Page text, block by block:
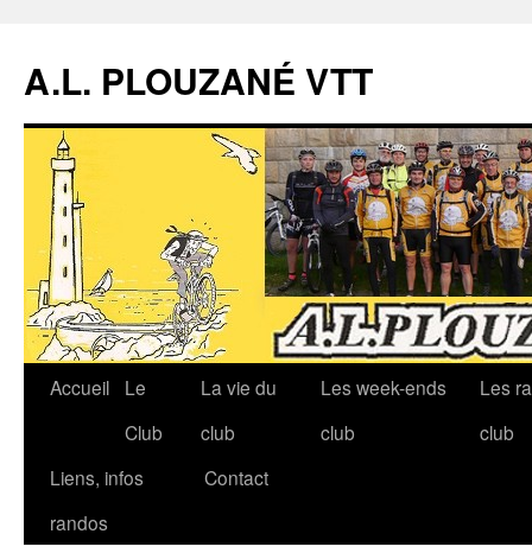
A.L. PLOUZANÉ VTT
Aller
contenu
Accueil
Le
Club
La vie du
club
Les week-ends
club
Les
club
Liens, infos
randos
Contact